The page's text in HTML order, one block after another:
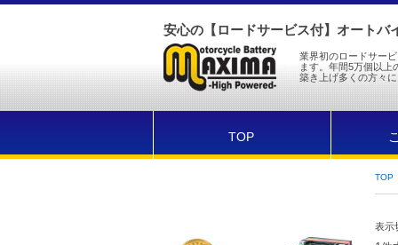
安心の【ロードサービス付】オート
業界初のロードサー
ます。年間5万個以上
築き上げ多くの方々
TOP
TOP
表示